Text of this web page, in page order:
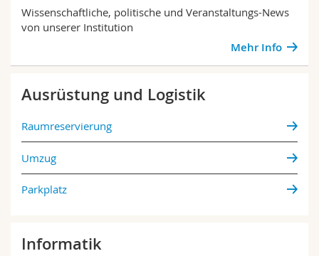
Wissenschaftliche, politische und Veranstaltungs-News
von unserer Institution
Mehr Info
Ausrüstung und Logistik
Raumreservierung
Umzug
Parkplatz
Informatik